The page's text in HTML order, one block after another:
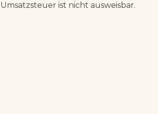
Umsatzsteuer ist nicht ausweisbar.